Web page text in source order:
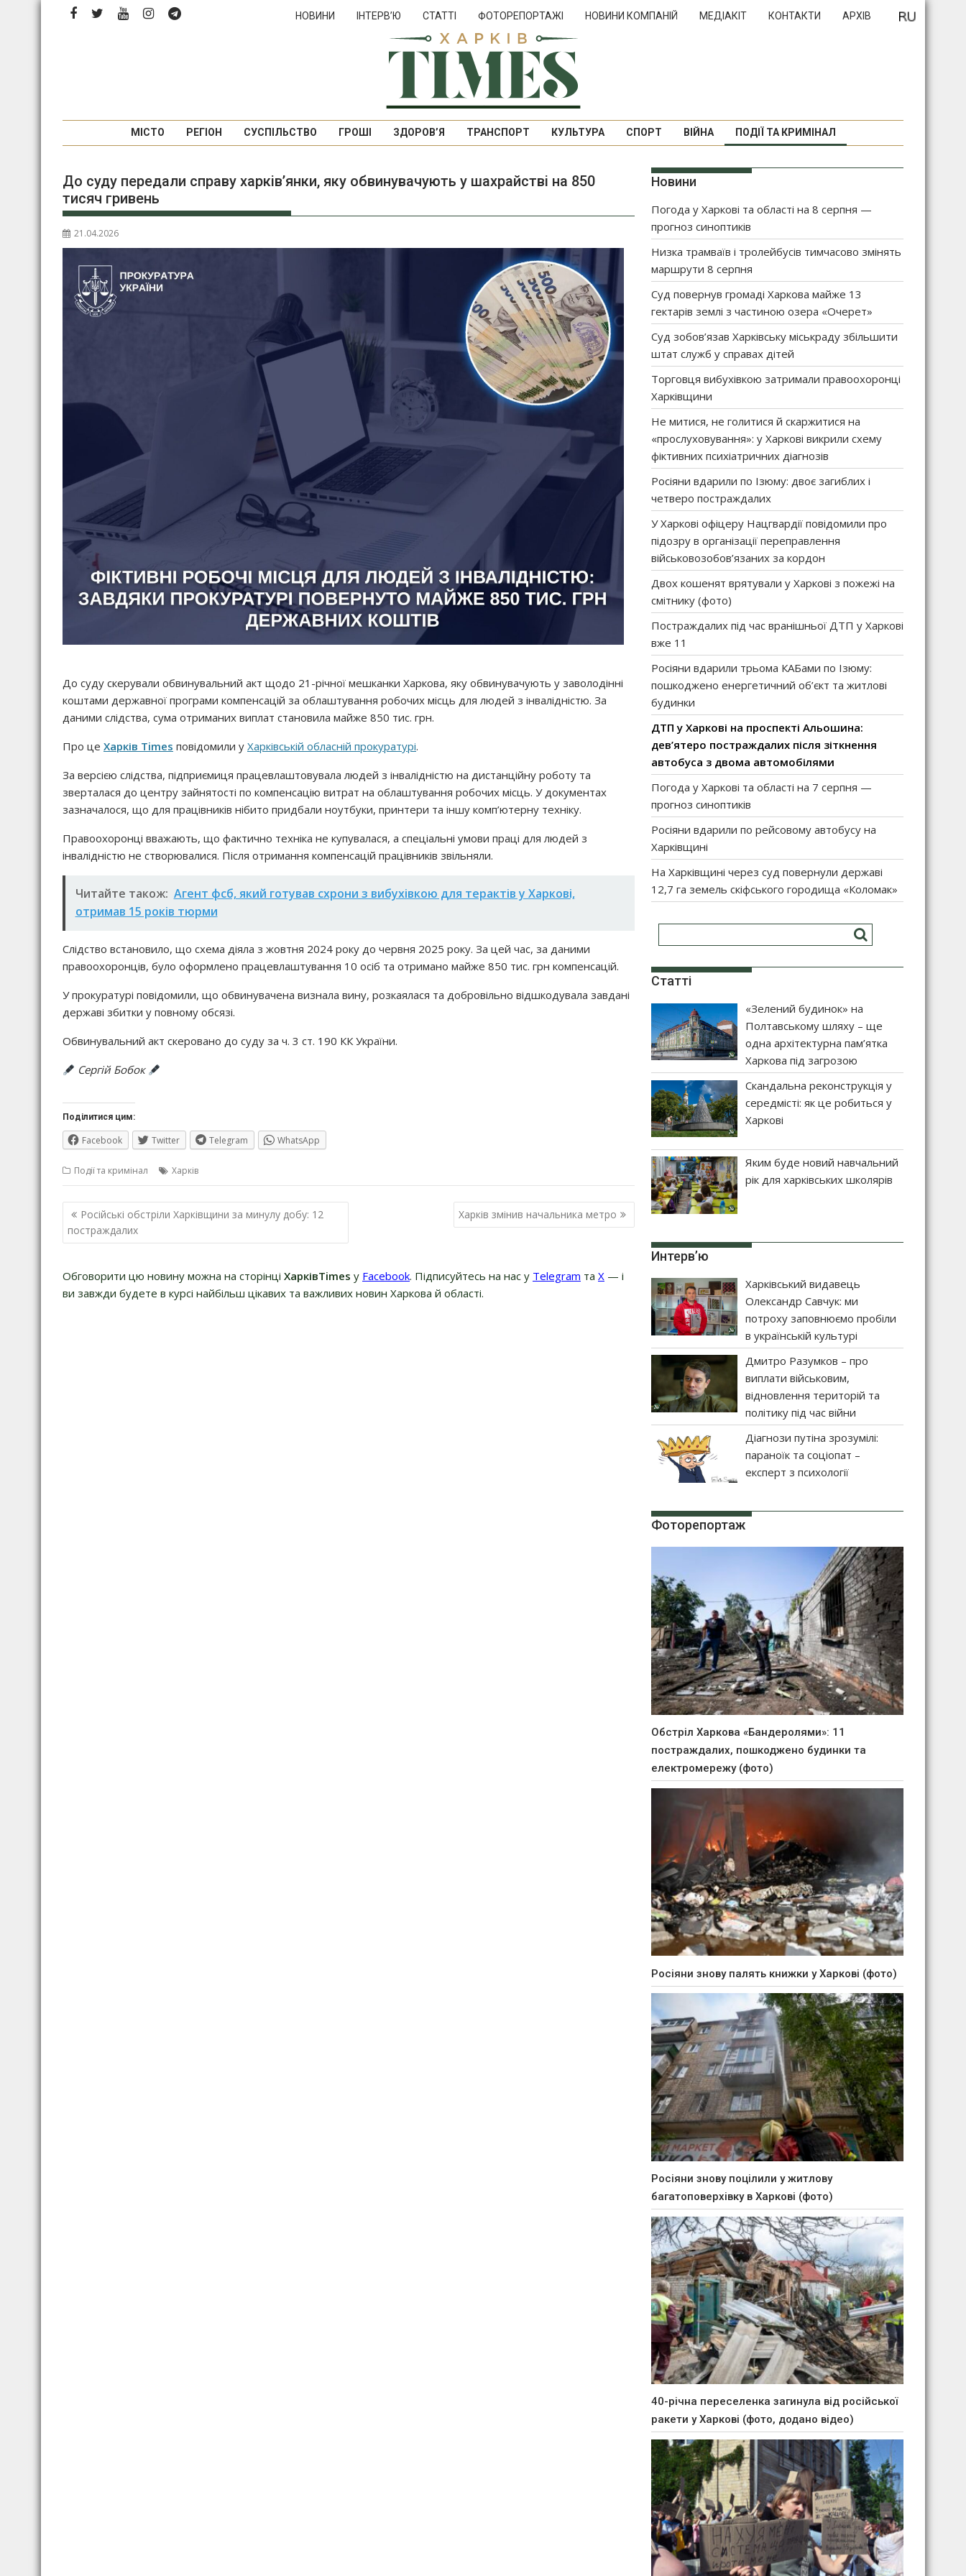
Перейти
НОВИНИ ІНТЕРВ’Ю СТАТТІ ФОТОРЕПОРТАЖІ НОВИНИ КОМПАНІЙ МЕДІАКІТ КОНТАКТИ АРХІВ
МІСТО РЕГІОН СУСПІЛЬСТВО ГРОШІ ЗДОРОВ’Я ТРАНСПОРТ КУЛЬТУРА СПОРТ ВІЙНА ПОДІЇ ТА КРИМІНАЛ
До суду передали справу харків’янки, яку обвинувачують у шахрайстві на 850
тисяч гривень
21.04.2026
До суду скерували обвинувальний акт щодо 21-річної мешканки Харкова, яку обвинувачують у заволодінні
коштами державної програми компенсацій за облаштування робочих місць для людей з інвалідністю. За
даними слідства, сума отриманих виплат становила майже 850 тис. грн.
Про це Харків Times повідомили у Харківській обласній прокуратурі.
За версією слідства, підприємиця працевлаштовувала людей з інвалідністю на дистанційну роботу та
зверталася до центру зайнятості по компенсацію витрат на облаштування робочих місць. У документах
зазначалося, що для працівників нібито придбали ноутбуки, принтери та іншу комп’ютерну техніку.
Правоохоронці вважають, що фактично техніка не купувалася, а спеціальні умови праці для людей з
інвалідністю не створювалися. Після отримання компенсацій працівників звільняли.
Читайте також: Агент фсб, який готував схрони з вибухівкою для терактів у Харкові,
отримав 15 років тюрми
Слідство встановило, що схема діяла з жовтня 2024 року до червня 2025 року. За цей час, за даними
правоохоронців, було оформлено працевлаштування 10 осіб та отримано майже 850 тис. грн компенсацій.
У прокуратурі повідомили, що обвинувачена визнала вину, розкаялася та добровільно відшкодувала завдані
державі збитки у повному обсязі.
Обвинувальний акт скеровано до суду за ч. 3 ст. 190 КК України.
Сергій Бобок
Поділитися цим:
Facebook Twitter Telegram WhatsApp
Події та кримінал Харків
Навігація
записів
Російські обстріли Харківщини за минулу добу: 12
постраждалих
Харків змінив начальника метро
Обговорити цю новину можна на сторінці ХарківTimes у Facebook. Підписуйтесь на нас у Telegram та Х — і
ви завжди будете в курсі найбільш цікавих та важливих новин Харкова й області.
Новини
Погода у Харкові та області на 8 серпня —
прогноз синоптиків
Низка трамваїв і тролейбусів тимчасово змінять
маршрути 8 серпня
Суд повернув громаді Харкова майже 13
гектарів землі з частиною озера «Очерет»
Суд зобов’язав Харківську міськраду збільшити
штат служб у справах дітей
Торговця вибухівкою затримали правоохоронці
Харківщини
Не митися, не голитися й скаржитися на
«прослуховування»: у Харкові викрили схему
фіктивних психіатричних діагнозів
Росіяни вдарили по Ізюму: двоє загиблих і
четверо постраждалих
У Харкові офіцеру Нацгвардії повідомили про
підозру в організації переправлення
військовозобов’язаних за кордон
Двох кошенят врятували у Харкові з пожежі на
смітнику (фото)
Постраждалих під час вранішньої ДТП у Харкові
вже 11
Росіяни вдарили трьома КАБами по Ізюму:
пошкоджено енергетичний об’єкт та житлові
будинки
ДТП у Харкові на проспекті Альошина:
дев’ятеро постраждалих після зіткнення
автобуса з двома автомобілями
Погода у Харкові та області на 7 серпня —
прогноз синоптиків
Росіяни вдарили по рейсовому автобусу на
Харківщині
На Харківщині через суд повернули державі
12,7 га земель скіфського городища «Коломак»
Статті
«Зелений будинок» на
Полтавському шляху – ще
одна архітектурна пам’ятка
Харкова під загрозою
Скандальна реконструкція у
середмісті: як це робиться у
Харкові
Яким буде новий навчальний
рік для харківських школярів
Интерв’ю
Харківський видавець
Олександр Савчук: ми
потроху заповнюємо пробіли
в українській культурі
Дмитро Разумков – про
виплати військовим,
відновлення територій та
політику під час війни
Діагнози путіна зрозумілі:
параноїк та соціопат –
експерт з психології
Фоторепортаж
Обстріл Харкова «Бандеролями»: 11
постраждалих, пошкоджено будинки та
електромережу (фото)
Росіяни знову палять книжки у Харкові (фото)
Росіяни знову поцілили у житлову
багатоповерхівку в Харкові (фото)
40-річна переселенка загинула від російської
ракети у Харкові (фото, додано відео)